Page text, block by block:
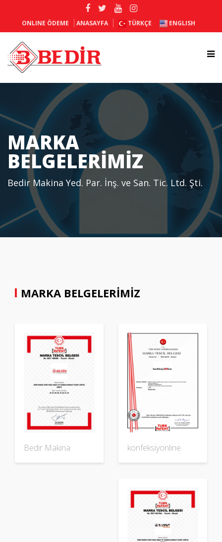
ONLINE ÖDEME ANASAYFA TÜRKÇE ENGLISH
MARKA
BELGELERIMIZ
Bedir Makina Yed. Par. İnş. ve San. Tic. Ltd. Şti.
MARKA BELGELERIMIZ
Bedir Makina konfeksiyonline